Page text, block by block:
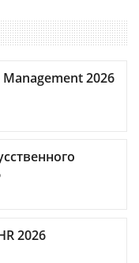
2026
2026